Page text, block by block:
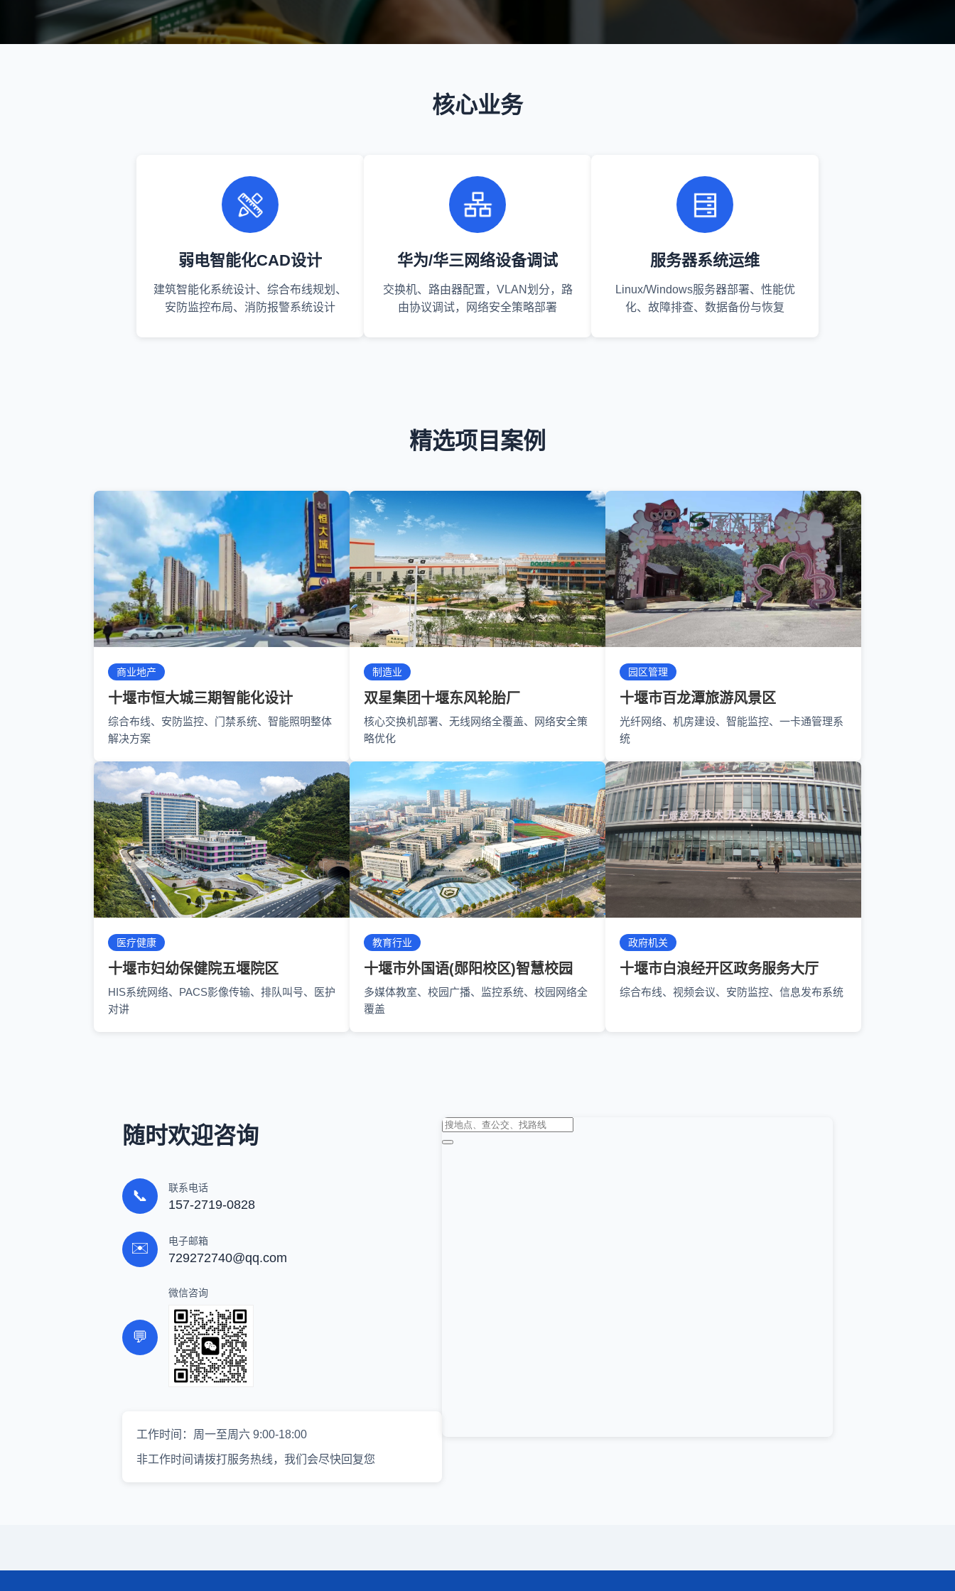
核心业务
弱电智能化CAD设计
建筑智能化系统设计、综合布线规划、
安防监控布局、消防报警系统设计
华为/华三网络设备调试
交换机、路由器配置，VLAN划分，路
由协议调试，网络安全策略部署
服务器系统运维
Linux/Windows服务器部署、性能优
化、故障排查、数据备份与恢复
精选项目案例
商业地产
十堰市恒大城三期智能化设计
综合布线、安防监控、门禁系统、智能照明整体
解决方案
制造业
双星集团十堰东风轮胎厂
核心交换机部署、无线网络全覆盖、网络安全策
略优化
园区管理
十堰市百龙潭旅游风景区
光纤网络、机房建设、智能监控、一卡通管理系
统
医疗健康
十堰市妇幼保健院五堰院区
HIS系统网络、PACS影像传输、排队叫号、医护
对讲
教育行业
十堰市外国语(郧阳校区)智慧校园
多媒体教室、校园广播、监控系统、校园网络全
覆盖
政府机关
十堰市白浪经开区政务服务大厅
综合布线、视频会议、安防监控、信息发布系统
随时欢迎咨询
📞 联系电话
157-2719-0828
✉️ 电子邮箱
729272740@qq.com
💬
微信咨询
工作时间：周一至周六 9:00-18:00
非工作时间请拨打服务热线，我们会尽快回复您